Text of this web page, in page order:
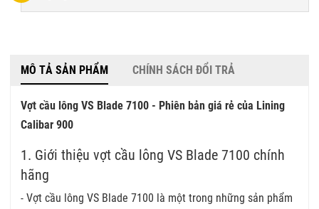
MÔ TẢ SẢN PHẨM CHÍNH SÁCH ĐỔI TRẢ
Vợt cầu lông VS Blade 7100 - Phiên bản giá rẻ của Lining
Calibar 900
1. Giới thiệu vợt cầu lông VS Blade 7100 chính
hãng
- Vợt cầu lông VS Blade 7100 là một trong những sản phẩm